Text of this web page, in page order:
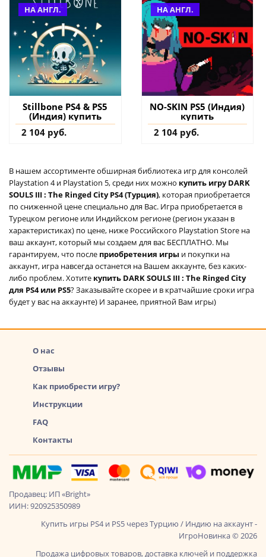
НА АНГЛ.
Stillbone PS4 & PS5
(Индия) купить
2 104 руб.
НА АНГЛ.
NO-SKIN PS5 (Индия)
купить
2 104 руб.
В нашем ассортименте обширная библиотека игр для консолей
Playstation 4 и Playstation 5, среди них можно купить игру DARK
SOULS III : The Ringed City PS4 (Турция), которая приобретается
по сниженной цене специально для Вас. Игра приобретается в
Турецком регионе или Индийском регионе (регион указан в
характеристиках) по цене, ниже Российского Playstation Store на
ваш аккаунт, который мы создаем для вас БЕСПЛАТНО. Мы
гарантируем, что после приобретения игры и покупки на
аккаунт, игра навсегда останется на Вашем аккаунте, без каких-
либо проблем. Хотите купить DARK SOULS III : The Ringed City
для PS4 или PS5? Заказывайте скорее и в кратчайшие сроки игра
будет у вас на аккаунте) И заранее, приятной Вам игры)
О нас
Отзывы
Как приобрести игру?
Инструкции
FAQ
Контакты
Продавец: ИП «Bright»
ИИН: 920925350989
Купить игры PS4 и PS5 через Турцию / Индию на аккаунт -
ИгроНовинка © 2026
Продажа цифровых товаров, доставка ключей и поддержка